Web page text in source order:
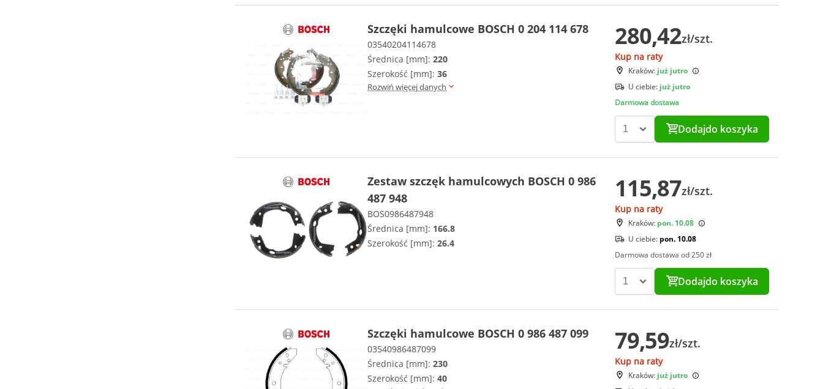
Szczęki hamulcowe BOSCH 0 204 114 678
03540204114678
Średnica [mm]: 220
Szerokość [mm]: 36
Rozwiń więcej danych
280,42zł/szt.
Kup na raty
Kraków: już jutro
U ciebie: już jutro
Darmowa dostawa
Dodajdo koszyka
Zestaw szczęk hamulcowych BOSCH 0 986
487 948
BOS0986487948
Średnica [mm]: 166.8
Szerokość [mm]: 26.4
115,87zł/szt.
Kup na raty
Kraków: pon. 10.08
U ciebie: pon. 10.08
Darmowa dostawa od 250 zł
Dodajdo koszyka
Szczęki hamulcowe BOSCH 0 986 487 099
03540986487099
Średnica [mm]: 230
Szerokość [mm]: 40
79,59zł/szt.
Kup na raty
Kraków: już jutro